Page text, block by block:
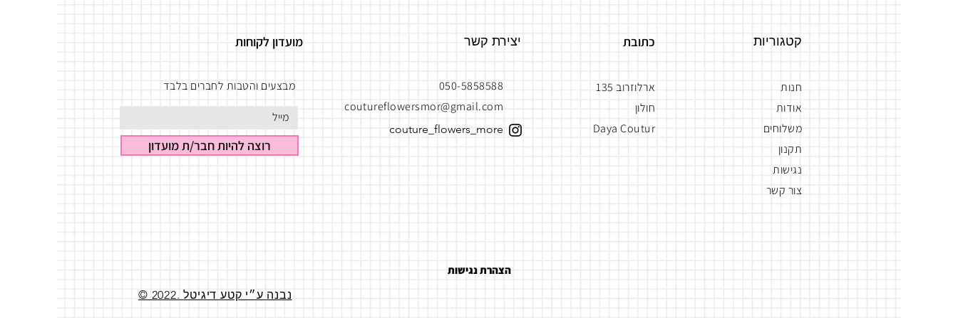
מועדון לקוחות
מבצעים והטבות לחברים בלבד
רוצה להיות חבר/ת מועדון
יצירת קשר
050-5858588
coutureflowersmor@gmail.com
couture_flowers_more
כתובת
ארלוזרוב 135
חולון
Daya Coutur
קטגוריות
חנות
אודות
משלוחים
תקנון
נגישות
צור קשר
הצהרת נגישות
© 2022. נבנה ע״י קטע דיגיטל